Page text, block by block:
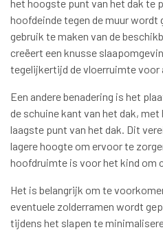
het hoogste punt van het dak te
hoofdeinde tegen de muur
gebruik te maken van de
creëert een knusse
tegelijkertijd de vloerruimte
Een andere benadering is het
de schuine kant van het dak,
laagste punt van het dak. Dit
lagere hoogte om ervoor te
hoofdruimte is voor het kind om
Het is belangrijk om te
eventuele zolderramen wordt
tijdens het slapen te